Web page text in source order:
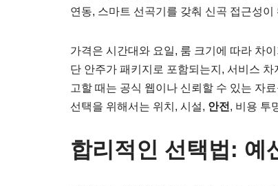
연동, 스마트 선곡기를 갖춰 신곡 접근성
가격은 시간대와 요일, 룸 크기에 따라 차
단 안주가 패키지로 포함되는지, 서비스
고할 때는 공식 웹이나 신뢰할 수 있는 자
선택을 위해서는 위치, 시설, 안전 , 비용 투
합리적인 선택법: 예